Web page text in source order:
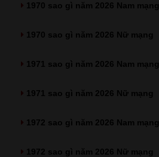
1970 sao gì năm 2026 Nam mạng
1970 sao gì năm 2026 Nữ mạng
1971 sao gì năm 2026 Nam mạng
1971 sao gì năm 2026 Nữ mạng
1972 sao gì năm 2026 Nam mạng
1972 sao gì năm 2026 Nữ mạng